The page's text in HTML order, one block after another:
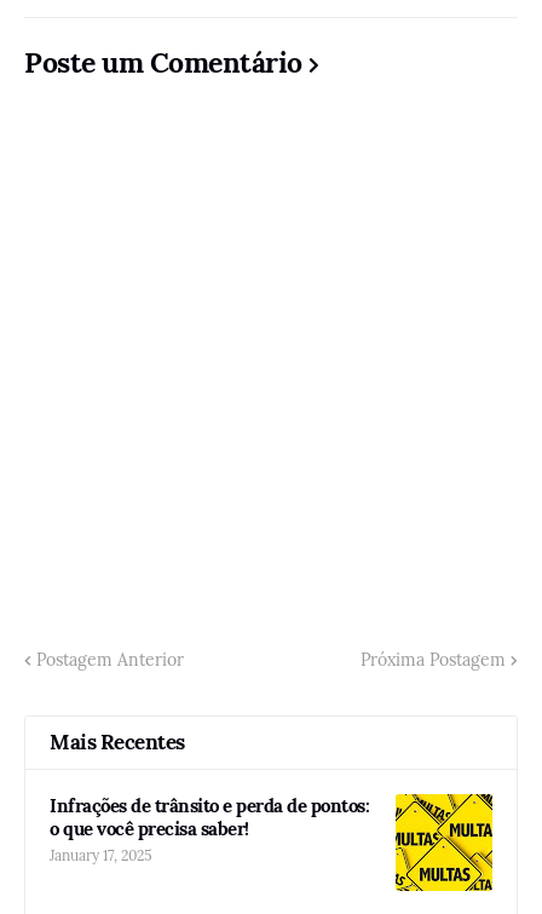
Poste um Comentário
Postagem Anterior Próxima Postagem
Mais Recentes
Infrações de trânsito e perda de pontos:
o que você precisa saber!
January 17, 2025